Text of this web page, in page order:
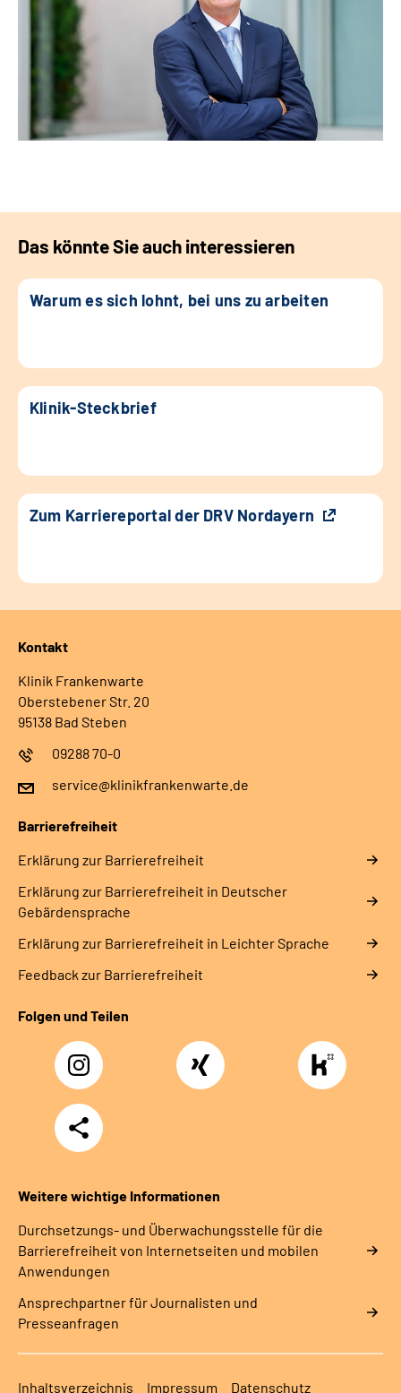
Das könnte Sie auch interessieren
Warum es sich lohnt, bei uns zu arbeiten
Klinik-Steckbrief
Zum Karriereportal der DRV Nordayern
Kontakt
Klinik Frankenwarte
Oberstebener Str. 20
95138 Bad Steben
09288 70-0
service@klinikfrankenwarte.de
Barrierefreiheit
Erklärung zur Barrierefreiheit
Erklärung zur Barrierefreiheit in Deutscher
Gebärdensprache
Erklärung zur Barrierefreiheit in Leichter Sprache
Feedback zur Barrierefreiheit
Folgen und Teilen
Instagram Xing
https://
rentenversicherung-
nordbayern6
Teilen
Weitere wichtige Informationen
Durchsetzungs- und Überwachungsstelle für die
Barrierefreiheit von Internetseiten und mobilen
Anwendungen
Ansprechpartner für Journalisten und
Presseanfragen
Inhaltsverzeichnis Impressum Datenschutz